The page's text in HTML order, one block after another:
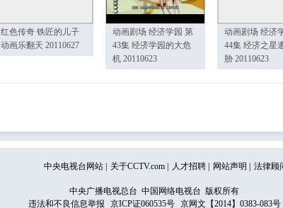
红色传奇 铁匠的儿子
动画乐翻天 20110627
动画剧场 经济学园 第
43集 经济学园的大危
机 20110623
动画剧场 经济
44集 经济之星
胁 20110623
中央电视台网站 关于CCTV.com 人才招聘 网站声明 法律顾
中央广播电视总台 中国网络电视台 版权所有
违法和不良信息举报
京ICP证060535号 京网文【2014】0383-083号